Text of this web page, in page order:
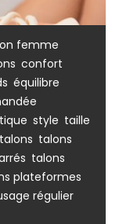
femme
confort
équilibre
style taille
talons
talons
plateformes
régulier